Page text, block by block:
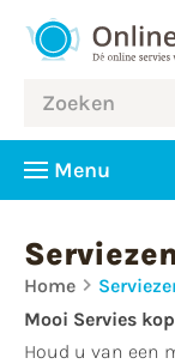
Menu
Home
Mooi Servies
Houd u van een